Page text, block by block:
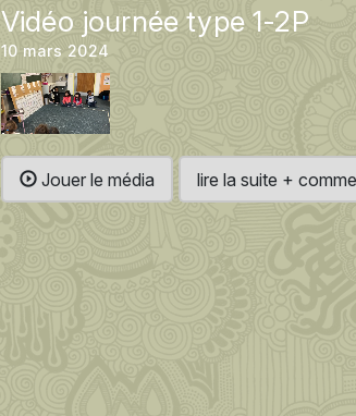
Vidéo journée type 1-2P
10 mars 2024
Jouer le média lire la suite +